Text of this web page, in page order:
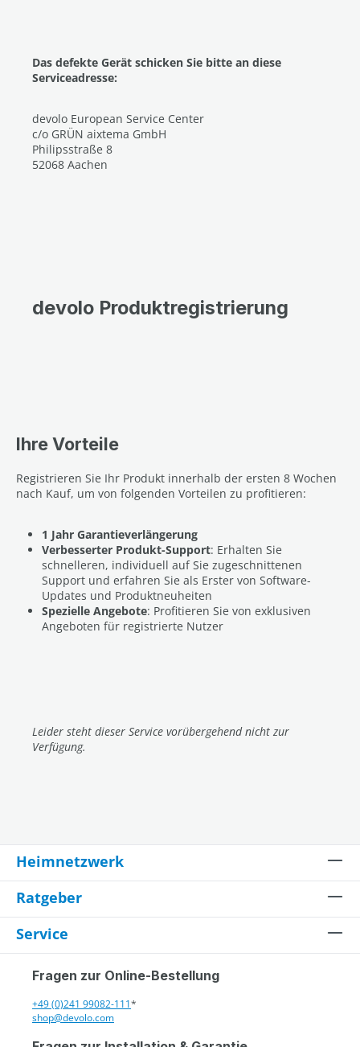
Das defekte Gerät schicken Sie bitte an diese
Serviceadresse:
devolo European Service Center
c/o GRÜN aixtema GmbH
Philipsstraße 8
52068 Aachen
devolo Produktregistrierung
Ihre Vorteile
Registrieren Sie Ihr Produkt innerhalb der ersten 8 Wochen
nach Kauf, um von folgenden Vorteilen zu profitieren:
1 Jahr Garantieverlängerung
Verbesserter Produkt-Support: Erhalten Sie
schnelleren, individuell auf Sie zugeschnittenen
Support und erfahren Sie als Erster von Software-
Updates und Produktneuheiten
Spezielle Angebote: Profitieren Sie von exklusiven
Angeboten für registrierte Nutzer
Leider steht dieser Service vorübergehend nicht zur
Verfügung.
Heimnetzwerk
Ratgeber
Service
Fragen zur Online-Bestellung
+49 (0)241 99082-111*
shop@devolo.com